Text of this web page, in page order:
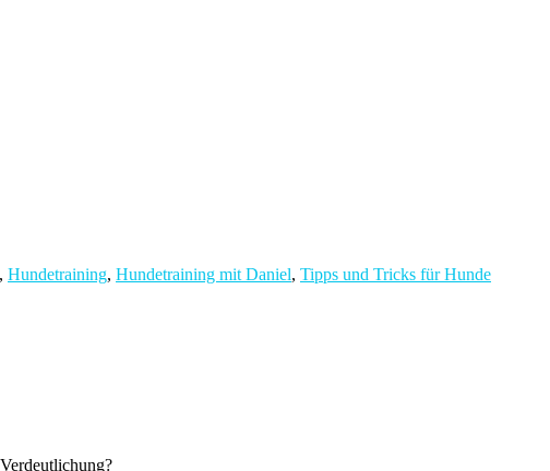
, Hundetraining, Hundetraining mit Daniel, Tipps und Tricks für Hunde